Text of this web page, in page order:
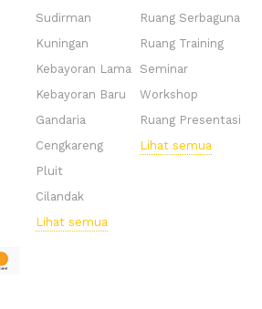
Sudirman
Kuningan
Kebayoran Lama
Kebayoran Baru
Gandaria
Cengkareng
Pluit
Cilandak
Lihat semua
Ruang Serbaguna
Ruang Training
Seminar
Workshop
Ruang Presentasi
Lihat semua